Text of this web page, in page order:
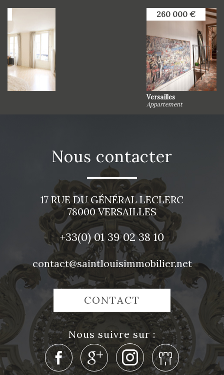
nous contacter
17 RUE DU GÉNÉRAL LECLERC
78000 VERSAILLES
+33(0) 01 39 02 38 10
contact@saintlouisimmobilier.net
CONTACT
nous suivre sur :